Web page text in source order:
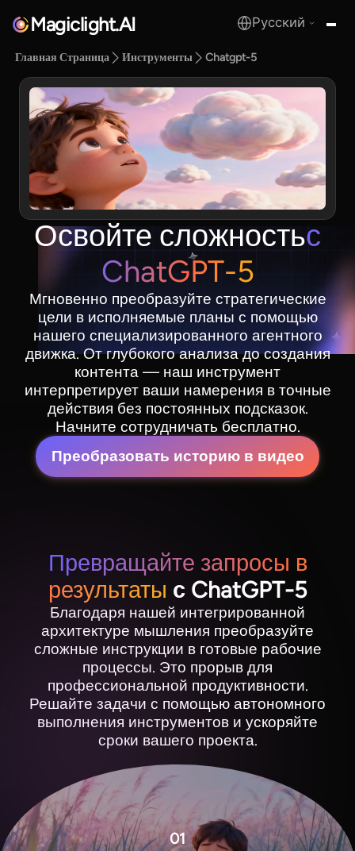
Magiclight.AI Русский
Главная Страница Инструменты Chatgpt-5
Освойте сложностьс
ChatGPT-5
Мгновенно преобразуйте стратегические
цели в исполняемые планы с помощью
нашего специализированного агентного
движка. От глубокого анализа до создания
контента — наш инструмент
интерпретирует ваши намерения в точные
действия без постоянных подсказок.
Начните сотрудничать бесплатно.
Преобразовать историю в видео
Превращайте запросы в
результаты с ChatGPT-5
Благодаря нашей интегрированной
архитектуре мышления преобразуйте
сложные инструкции в готовые рабочие
процессы. Это прорыв для
профессиональной продуктивности.
Решайте задачи с помощью автономного
выполнения инструментов и ускоряйте
сроки вашего проекта.
01